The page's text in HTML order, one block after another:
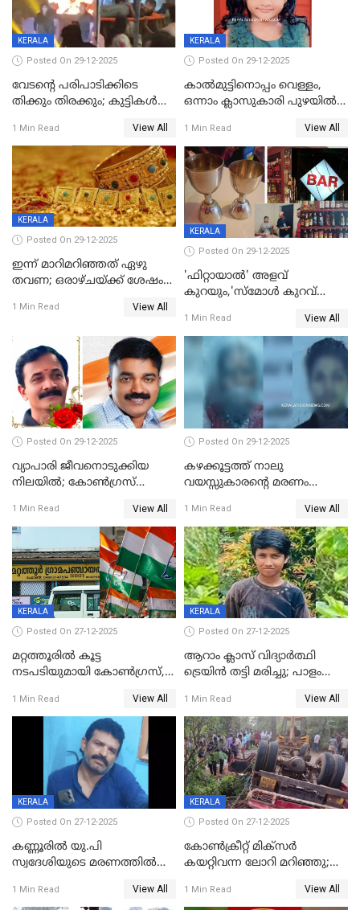
KERALA
Posted On 29-12-2025
വേടന്റെ പരിപാടിക്കിടെ
തിക്കും തിരക്കും; കുട്ടികള്‍
പരിക്ക്; പാളം മറികടന്ന
യുവാവ് ട്രെയിന്‍ തട്ടി മരിച്ചു
1 Min Read View All
KERALA
Posted On 29-12-2025
കാൽമുട്ടിനൊപ്പം വെള്ളം,
ഒന്നാം ക്ലാസുകാരി പുഴയിൽ
കുട്ടികൾക്കൊപ്പം
കളിക്കുന്നതിനിടെ
1 Min Read View All
KERALA
Posted On 29-12-2025
ഇന്ന് മാറിമറിഞ്ഞത് ഏഴു
തവണ; ഒരാഴ്ചയ്ക്ക് ശേഷം
1 Min Read View All
KERALA
Posted On 29-12-2025
'ഫിറ്റായാൽ' അളവ്
കുറയും,'സ്‌മോൾ കുറവ്
പിഴ
1 Min Read View All
Posted On 29-12-2025
വ്യാപാരി ജീവനൊടുക്കിയ
നിലയില്‍; കോണ്‍ഗ്രസ്
മാനസികപീഡനമെന്ന് കുറിപ്പ്
1 Min Read View All
Posted On 29-12-2025
കഴക്കൂട്ടത്ത് നാലു
വയസ്സുകാരന്റെ മരണം
സുഹൃത്തും പൊലീസ്
കസ്റ്റഡിയിൽ
1 Min Read View All
KERALA
Posted On 27-12-2025
മറ്റത്തൂരിൽ കൂട്ട
നടപടിയുമായി കോണ്‍ഗ്രസ്,
എട്ട് പേര്‍ ഉള്‍പ്പെടെ
പത്തുപേരെ പുറത്താക്കി,
ചൊവ്വന്നൂരിലും നടപടി
1 Min Read View All
KERALA
Posted On 27-12-2025
ആറാം ക്ലാസ് വിദ്യാർത്ഥി
ട്രെയിൻ തട്ടി മരിച്ചു; പാളം
അപകടം മലപ്പുറത്ത്
1 Min Read View All
KERALA
Posted On 27-12-2025
കണ്ണൂരിൽ യു.പി
സ്വദേശിയുടെ മരണത്തിൽ
കേസ്; തർക്കമുണ്ടായത്
1 Min Read View All
KERALA
Posted On 27-12-2025
കോണ്‍ക്രീറ്റ് മിക്‌സര്‍
കയറ്റിവന്ന ലോറി മറിഞ്ഞു;
അപകടം കണ്ണൂരിൽ
1 Min Read View All